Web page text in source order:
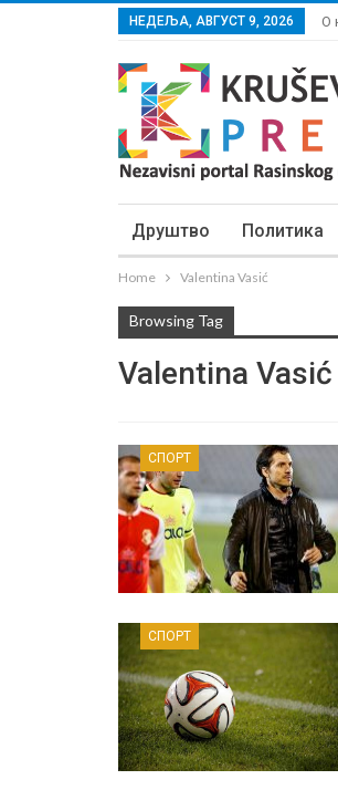
НЕДЕЉА, АВГУСТ 9, 2026 О
Друштво Политика
Home Valentina Vasić
Browsing Tag
Valentina Vasić
СПОРТ
СПОРТ